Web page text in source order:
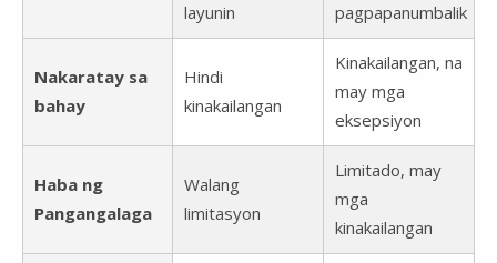
layunin
pagpapanumbalik
Nakaratay sa
bahay
Hindi
kinakailangan
Kinakailangan, na
may mga
eksepsiyon
Haba ng
Pangangalaga
Walang
limitasyon
Limitado, may
mga
kinakailangan